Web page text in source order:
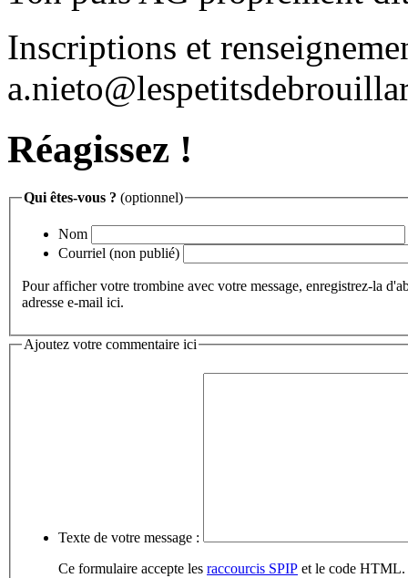
Inscriptions et
Réagissez !
Qui êtes-vous ? (optionnel)
Nom
Courriel (non publié)
Pour afficher votre trombine avec votre message, enregistrez-la
adresse e-mail ici.
Ajoutez votre commentaire ici
Texte de votre message :
Ce formulaire accepte les raccourcis SPIP et le code HTML.